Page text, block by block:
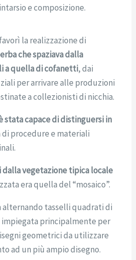
e composizione.
la realizzazione di
che spaziava dalla
a quella di cofanetti, dai
per arrivare alle produzioni
a collezionisti di nicchia.
stata capace di distinguersi in
di procedure e materiali
dalla vegetazione tipica locale
era quella del “mosaico”.
alternando tasselli quadrati di
impiegata principalmente per
geometrici da utilizzare
ad un più ampio disegno.